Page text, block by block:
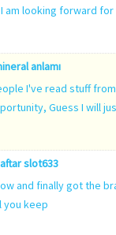
looking forward
anlamı
I've read stuff
Guess I will
slot633
and finally got the
you keep